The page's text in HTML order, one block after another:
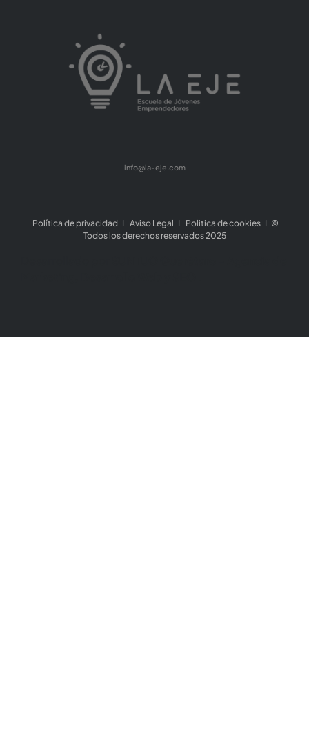
info@la-eje.com
Política de privacidad I Aviso Legal I Politica de cookiesI ©
Todos los derechos reservados 2025